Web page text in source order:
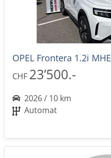
CHF 23’500.-
2026 / 10 km
Automat